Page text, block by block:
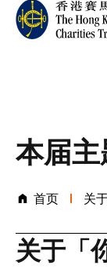
本届
首页 关
关于「